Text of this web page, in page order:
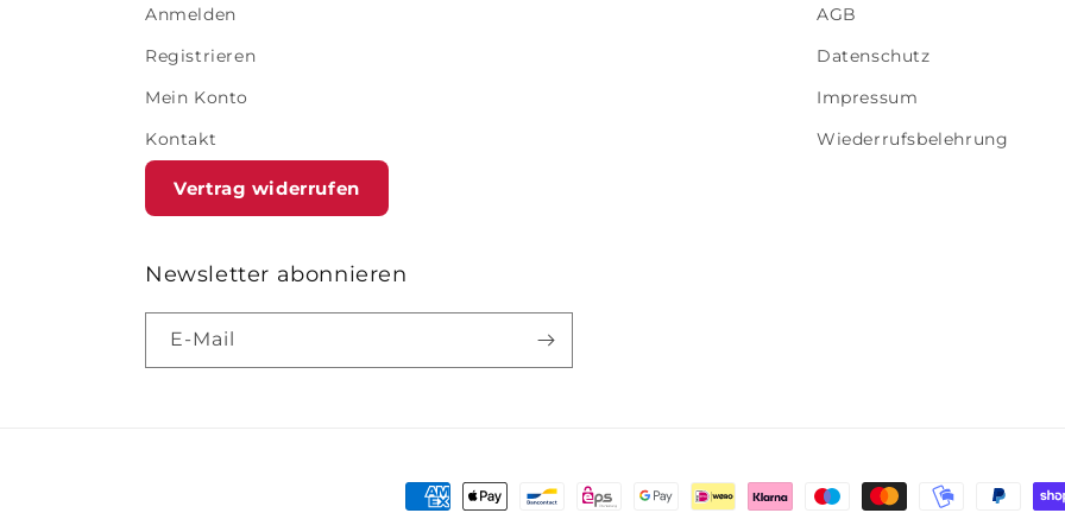
Anmelden
Registrieren
Mein Konto
Kontakt
Vertrag widerrufen
AGB
Datenschutz
Impressum
Wiederrufsbelehrung
Newsletter abonnieren
E-Mail
Zahlungsmethoden